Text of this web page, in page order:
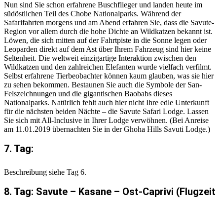
Nun sind Sie schon erfahrene Buschflieger und landen heute im
südöstlichen Teil des Chobe Nationalparks. Während der
Safarifahrten morgens und am Abend erfahren Sie, dass die Savute-
Region vor allem durch die hohe Dichte an Wildkatzen bekannt ist.
Löwen, die sich mitten auf der Fahrtpiste in die Sonne legen oder
Leoparden direkt auf dem Ast über Ihrem Fahrzeug sind hier keine
Seltenheit. Die weltweit einzigartige Interaktion zwischen den
Wildkatzen und den zahlreichen Elefanten wurde vielfach verfilmt.
Selbst erfahrene Tierbeobachter können kaum glauben, was sie hier
zu sehen bekommen. Bestaunen Sie auch die Symbole der San-
Felszeichnungen und die gigantischen Baobabs dieses
Nationalparks. Natürlich fehlt auch hier nicht Ihre edle Unterkunft
für die nächsten beiden Nächte – die Savute Safari Lodge. Lassen
Sie sich mit All-Inclusive in Ihrer Lodge verwöhnen. (Bei Anreise
am 11.01.2019 übernachten Sie in der Ghoha Hills Savuti Lodge.)
7. Tag:
Beschreibung siehe Tag 6.
8. Tag: Savute – Kasane – Ost-Caprivi (Flugzeit